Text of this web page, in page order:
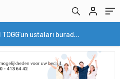
Yerli otomobil TOGG’un ustaları burada yetişecek